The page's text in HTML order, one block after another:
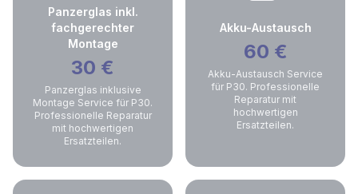
Panzerglas inkl.
fachgerechter
Montage
30 €
Panzerglas inklusive
Montage Service für P30.
Professionelle Reparatur
mit hochwertigen
Ersatzteilen.
Akku-Austausch
60 €
Akku-Austausch Service
für P30. Professionelle
Reparatur mit
hochwertigen
Ersatzteilen.